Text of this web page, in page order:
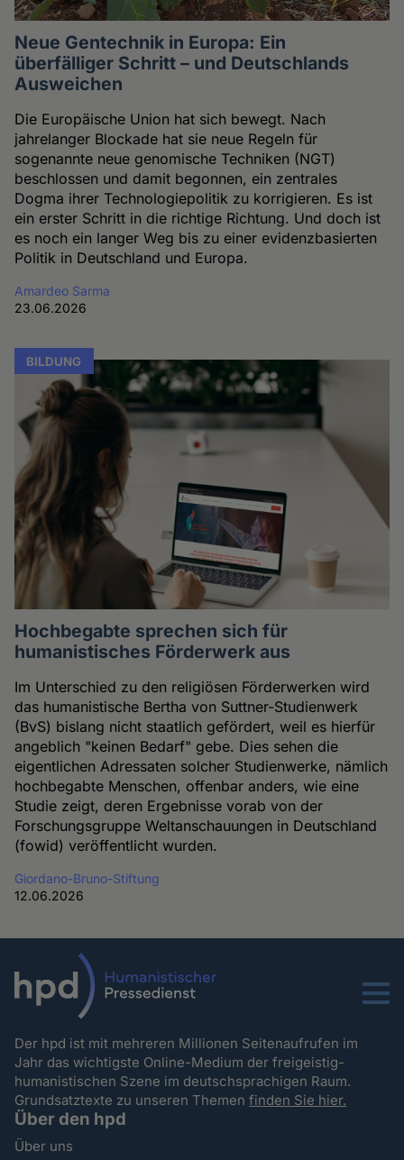
Neue Gentechnik in Europa: Ein
überfälliger Schritt – und Deutschlands
Ausweichen
Die Europäische Union hat sich bewegt. Nach
jahrelanger Blockade hat sie neue Regeln für
sogenannte neue genomische Techniken (NGT)
beschlossen und damit begonnen, ein zentrales
Dogma ihrer Technologiepolitik zu korrigieren. Es ist
ein erster Schritt in die richtige Richtung. Und doch ist
es noch ein langer Weg bis zu einer evidenzbasierten
Politik in Deutschland und Europa.
Amardeo Sarma
23.06.2026
BILDUNG
Hochbegabte sprechen sich für
humanistisches Förderwerk aus
Im Unterschied zu den religiösen Förderwerken wird
das humanistische Bertha von Suttner-Studienwerk
(BvS) bislang nicht staatlich gefördert, weil es hierfür
angeblich "keinen Bedarf" gebe. Dies sehen die
eigentlichen Adressaten solcher Studienwerke, nämlich
hochbegabte Menschen, offenbar anders, wie eine
Studie zeigt, deren Ergebnisse vorab von der
Forschungsgruppe Weltanschauungen in Deutschland
(fowid) veröffentlicht wurden.
Giordano-Bruno-Stiftung
12.06.2026
Menu
Der hpd ist mit mehreren Millionen Seitenaufrufen im
Jahr das wichtigste Online-Medium der freigeistig-
humanistischen Szene im deutschsprachigen Raum.
Grundsatztexte zu unseren Themenfinden Sie hier.
Über den hpd
Über uns